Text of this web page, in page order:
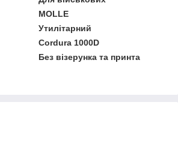
MOLLE
Утилітарний
Cordura 1000D
Без візерунка та принта